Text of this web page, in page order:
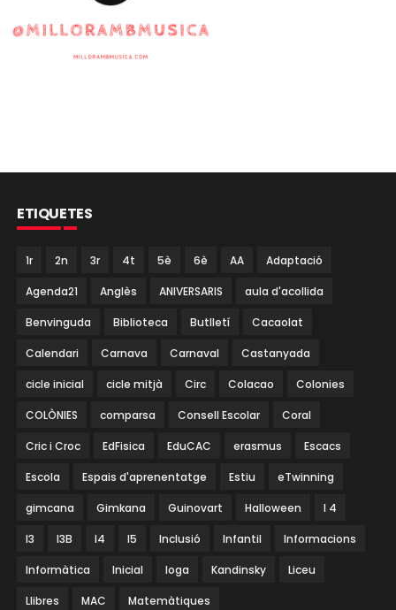
ETIQUETES
1r 2n 3r 4t 5è 6è AA Adaptació
Agenda21 Anglès ANIVERSARIS aula d'acollida
Benvinguda Biblioteca Butlletí Cacaolat
Calendari Carnava Carnaval Castanyada
cicle inicial cicle mitjà Circ Colacao Colonies
COLÒNIES comparsa Consell Escolar Coral
Cric i Croc EdFisica EduCAC erasmus Escacs
Escola Espais d'aprenentatge Estiu eTwinning
gimcana Gimkana Guinovart Halloween I 4
I3 I3B I4 I5 Inclusió Infantil Informacions
Informàtica Inicial Ioga Kandinsky Liceu
Llibres MAC Matemàtiques